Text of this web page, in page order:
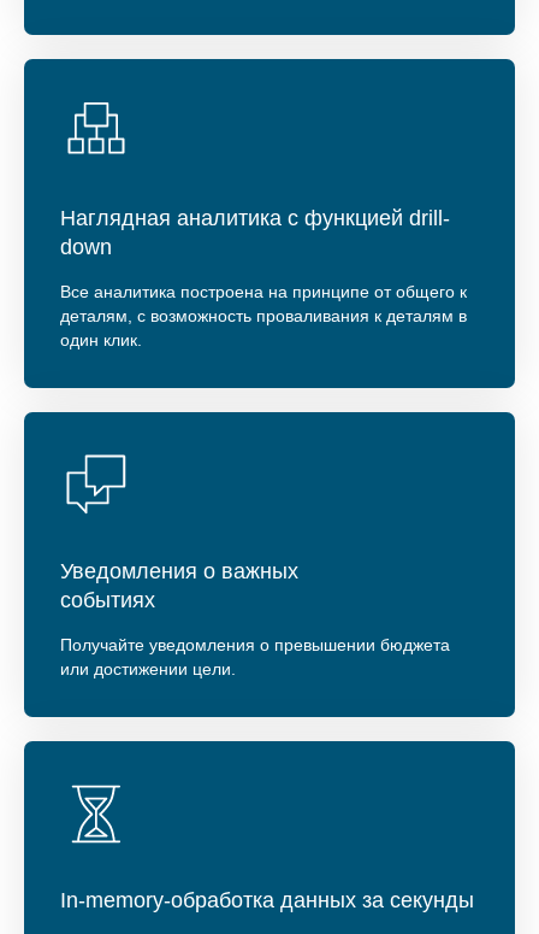
Наглядная аналитика с функцией drill-
down
Все аналитика построена на принципе от общего к
деталям, с возможность проваливания к деталям в
один клик.
Уведомления о важных
событиях
Получайте уведомления о превышении бюджета
или достижении цели.
In-memory-обработка данных за секунды